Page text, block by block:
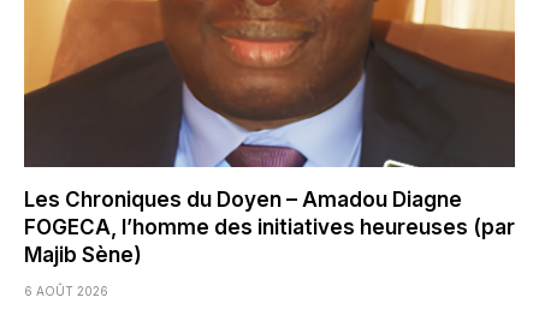
Les Chroniques du Doyen – Amadou Diagne
FOGECA, l’homme des initiatives heureuses (par
Majib Sène)
6 AOÛT 2026